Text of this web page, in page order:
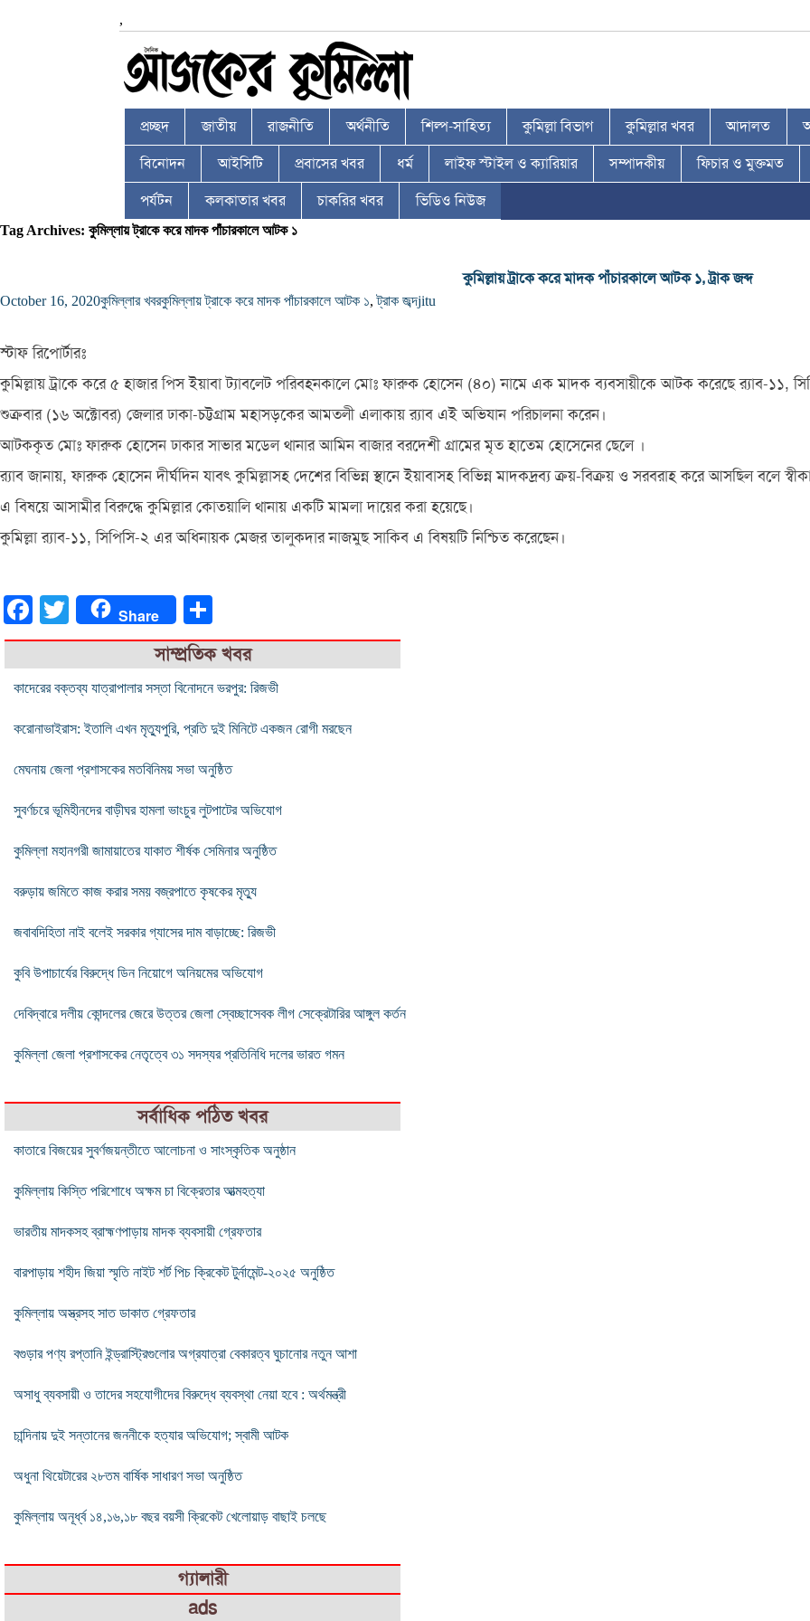
,
প্রচ্ছদ জাতীয় রাজনীতি অর্থনীতি শিল্প-সাহিত্য কুমিল্লা বিভাগ কুমিল্লার খবর আদালত
বিনোদন আইসিটি প্রবাসের খবর ধর্ম লাইফ স্টাইল ও ক্যারিয়ার সম্পাদকীয় ফিচার ও মুক্তমত
পর্যটন কলকাতার খবর চাকরির খবর ভিডিও নিউজ
Tag Archives: কুমিল্লায় ট্রাকে করে মাদক পাঁচারকালে আটক ১
কুমিল্লায় ট্রাকে করে মাদক পাঁচারকালে আটক ১, ট্রাক জব্দ
October 16, 2020কুমিল্লার খবরকুমিল্লায় ট্রাকে করে মাদক পাঁচারকালে আটক ১,ট্রাক জব্দjitu
স্টাফ রিপোর্টারঃ
কুমিল্লায় ট্রাকে করে ৫ হাজার পিস ইয়াবা ট্যাবলেট পরিবহনকালে মোঃ ফারুক হোসেন (৪০) নামে এক মাদক ব্যবসায়ীকে আটক করেছে র‌্যাব-১১,
শুক্রবার (১৬ অক্টোবর) জেলার ঢাকা-চট্টগ্রাম মহাসড়কের আমতলী এলাকায় র‌্যাব এই অভিযান পরিচালনা করেন।
আটককৃত মোঃ ফারুক হোসেন ঢাকার সাভার মডেল থানার আমিন বাজার বরদেশী গ্রামের মৃত হাতেম হোসেনের ছেলে ।
র‌্যাব জানায়, ফারুক হোসেন দীর্ঘদিন যাবৎ কুমিল্লাসহ দেশের বিভিন্ন স্থানে ইয়াবাসহ বিভিন্ন মাদকদ্রব্য ক্রয়-বিক্রয় ও সরবরাহ করে আসছিল বলে
এ বিষয়ে আসামীর বিরুদ্ধে কুমিল্লার কোতয়ালি থানায় একটি মামলা দায়ের করা হয়েছে।
কুমিল্লা র‌্যাব-১১, সিপিসি-২ এর অধিনায়ক মেজর তালুকদার নাজমুছ সাকিব এ বিষয়টি নিশ্চিত করেছেন।
FacebookTwitter Share
সাম্প্রতিক খবর
কাদেরের বক্তব্য যাত্রাপালার সস্তা বিনোদনে ভরপুর: রিজভী
করোনাভাইরাস: ইতালি এখন মৃত্যুপুরি, প্রতি দুই মিনিটে একজন রোগী মরছেন
মেঘনায় জেলা প্রশাসকের মতবিনিময় সভা অনুষ্ঠিত
সুবর্ণচরে ভূমিহীনদের বাড়ীঘর হামলা ভাংচুর লুটপাটের অভিযোগ
কুমিল্লা মহানগরী জামায়াতের যাকাত শীর্ষক সেমিনার অনুষ্ঠিত
বরুড়ায় জমিতে কাজ করার সময় বজ্রপাতে কৃষকের মৃত্যু
জবাবদিহিতা নাই বলেই সরকার গ্যাসের দাম বাড়াচ্ছে: রিজভী
কুবি উপাচার্যের বিরুদ্ধে ডিন নিয়োগে অনিয়মের অভিযোগ
দেবিদ্বারে দলীয় কোন্দলের জেরে উত্তর জেলা স্বেচ্ছাসেবক লীগ সেক্রেটারির আঙ্গুল কর্তন
কুমিল্লা জেলা প্রশাসকের নেতৃত্বে ৩১ সদস্যর প্রতিনিধি দলের ভারত গমন
সর্বাধিক পঠিত খবর
কাতারে বিজয়ের সুবর্ণজয়ন্তীতে আলোচনা ও সাংস্কৃতিক অনুষ্ঠান
কুমিল্লায় কিস্তি পরিশোধে অক্ষম চা বিক্রেতার আত্মহত্যা
ভারতীয় মাদকসহ ব্রাহ্মণপাড়ায় মাদক ব্যবসায়ী গ্রেফতার
বারপাড়ায় শহীদ জিয়া স্মৃতি নাইট শর্ট পিচ ক্রিকেট টুর্নামেন্ট-২০২৫ অনুষ্ঠিত
কুমিল্লায় অস্ত্রসহ সাত ডাকাত গ্রেফতার
বগুড়ার পণ্য রপ্তানি ইন্ড্রাস্ট্রিগুলোর অগ্রযাত্রা বেকারত্ব ঘুচানোর নতুন আশা
অসাধু ব্যবসায়ী ও তাদের সহযোগীদের বিরুদ্ধে ব্যবস্থা নেয়া হবে : অর্থমন্ত্রী
চান্দিনায় দুই সন্তানের জননীকে হত্যার অভিযোগ; স্বামী আটক
অধুনা থিয়েটারের ২৮তম বার্ষিক সাধারণ সভা অনুষ্ঠিত
কুমিল্লায় অনূর্ধ্ব ১৪,১৬,১৮ বছর বয়সী ক্রিকেট খেলোয়াড় বাছাই চলছে
গ্যালারী
ads